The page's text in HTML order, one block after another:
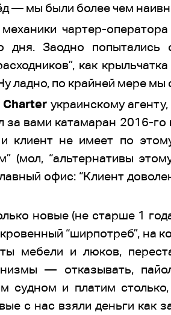
— мы были более чем
чартер-
Заодно попытались
как
ладно, по крайней мере мы
Charter украинскому
вами катамаран 2016-го
клиент не имеет по
(мол, “альтернативы
офис: “Клиент
новые (не старше 1
“ширпотреб”, на
мебели и люков,
— отказывать,
и платим столько,
с нас взяли деньги как